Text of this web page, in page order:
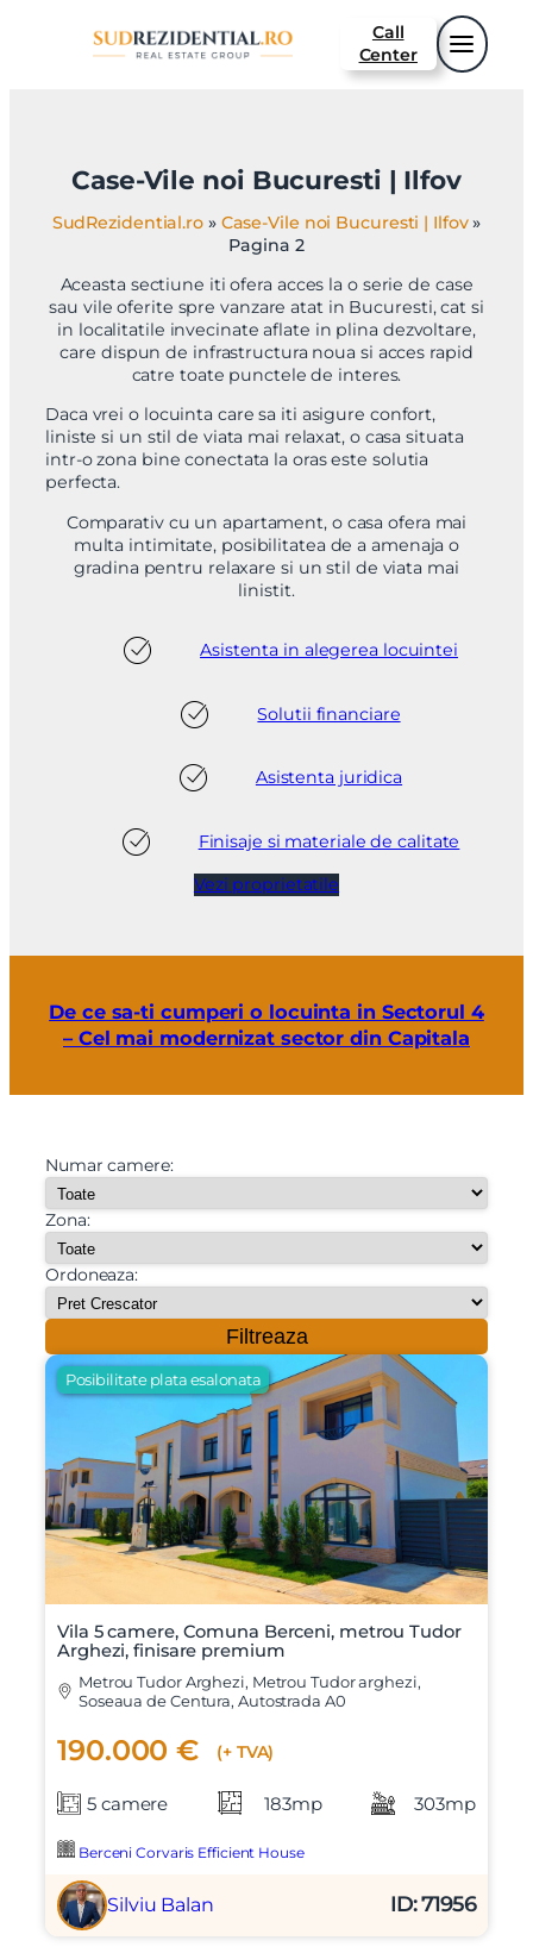
Call
Center
Case-Vile noi Bucuresti | Ilfov
SudRezidential.ro» Case-Vile noi Bucuresti | Ilfov»
Pagina 2
Aceasta sectiune iti ofera acces la o serie de case
sau vile oferite spre vanzare atat in Bucuresti, cat si
in localitatile invecinate aflate in plina dezvoltare,
care dispun de infrastructura noua si acces rapid
catre toate punctele de interes.
Daca vrei o locuinta care sa iti asigure confort,
liniste si un stil de viata mai relaxat, o casa situata
intr-o zona bine conectata la oras este solutia
perfecta.
Comparativ cu un apartament, o casa ofera mai
multa intimitate, posibilitatea de a amenaja o
gradina pentru relaxare si un stil de viata mai
linistit.
Asistenta in alegerea locuintei
Solutii financiare
Asistenta juridica
Finisaje si materiale de calitate
Vezi proprietatile
De ce sa-ti cumperi o locuinta in Sectorul 4
– Cel mai modernizat sector din Capitala
Numar camere:
Zona:
Ordoneaza:
Filtreaza
Posibilitate plata esalonata
Vila 5 camere, Comuna Berceni, metrou Tudor
Arghezi, finisare premium
Metrou Tudor Arghezi, Metrou Tudor arghezi,
Soseaua de Centura, Autostrada A0
190.000 € (+ TVA)
5 camere 183mp 303mp
Berceni Corvaris Efficient House
Silviu Balan ID: 71956